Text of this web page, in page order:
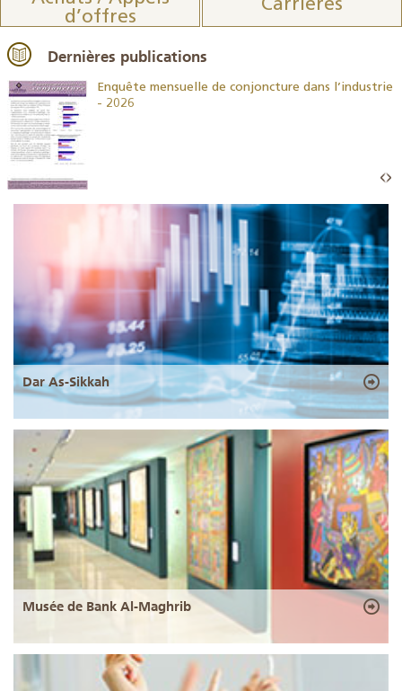
d’offres
Carrières
Dernières publications
Enquête mensuelle de conjoncture dans l’industrie
- 2026
Dar As-Sikkah
Musée de Bank Al-Maghrib